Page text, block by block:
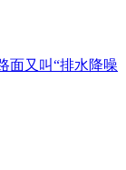
面又叫“排水降噪